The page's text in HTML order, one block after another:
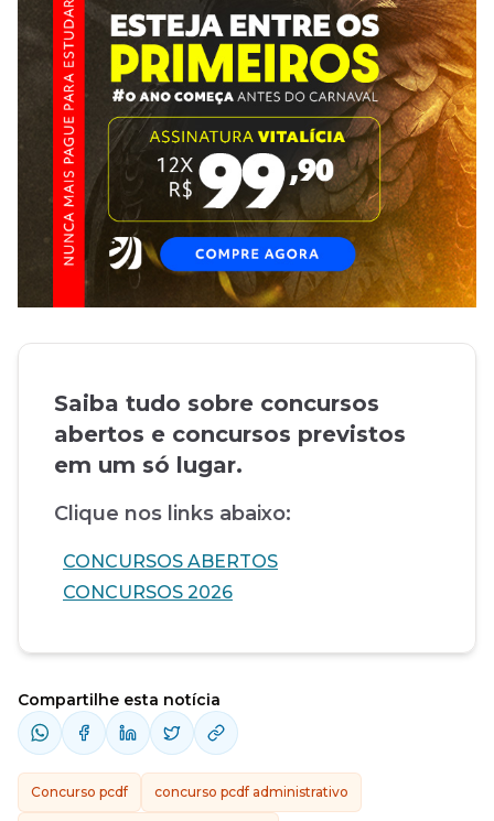
Saiba tudo sobre concursos
abertos e concursos previstos
em um só lugar.
Clique nos links abaixo:
CONCURSOS ABERTOS
CONCURSOS 2026
Compartilhe esta notícia
Concurso pcdf concurso pcdf administrativo